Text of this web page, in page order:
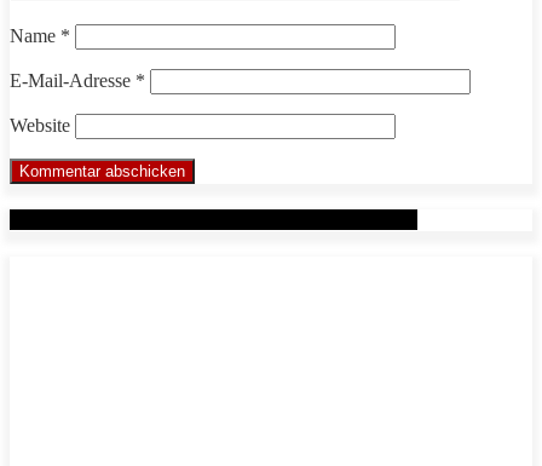
Name *
E-Mail-Adresse *
Website